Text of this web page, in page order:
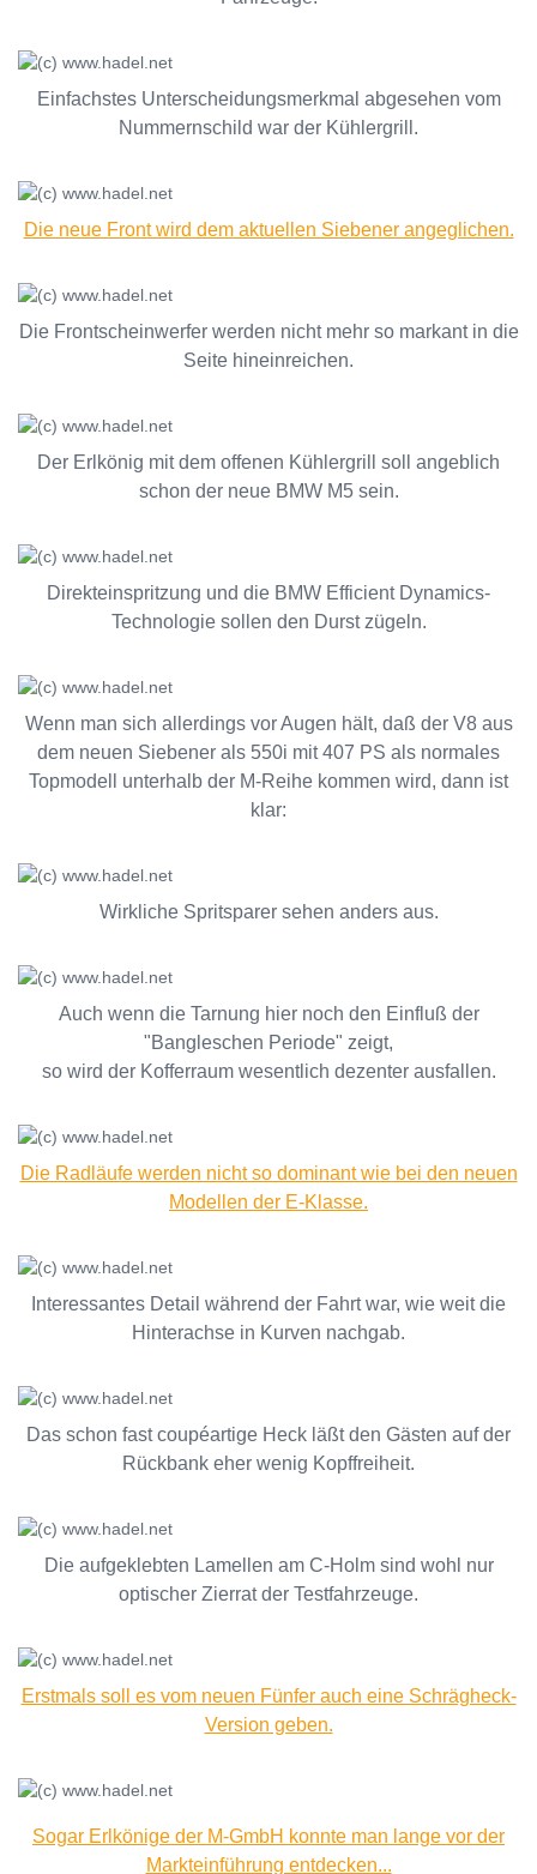
Einfachstes Unterscheidungsmerkmal abgesehen vom
Nummernschild war der Kühlergrill.
Die neue Front wird dem aktuellen Siebener angeglichen.
Die Frontscheinwerfer werden nicht mehr so markant in die
Seite hineinreichen.
Der Erlkönig mit dem offenen Kühlergrill soll angeblich
schon der neue BMW M5 sein.
Direkteinspritzung und die BMW Efficient Dynamics-
Technologie sollen den Durst zügeln.
Wenn man sich allerdings vor Augen hält, daß der V8 aus
dem neuen Siebener als 550i mit 407 PS als normales
Topmodell unterhalb der M-Reihe kommen wird, dann ist
klar:
Wirkliche Spritsparer sehen anders aus.
Auch wenn die Tarnung hier noch den Einfluß der
"Bangleschen Periode" zeigt,
so wird der Kofferraum wesentlich dezenter ausfallen.
Die Radläufe werden nicht so dominant wie bei den neuen
Modellen der E-Klasse.
Interessantes Detail während der Fahrt war, wie weit die
Hinterachse in Kurven nachgab.
Das schon fast coupéartige Heck läßt den Gästen auf der
Rückbank eher wenig Kopffreiheit.
Die aufgeklebten Lamellen am C-Holm sind wohl nur
optischer Zierrat der Testfahrzeuge.
Erstmals soll es vom neuen Fünfer auch eine Schrägheck-
Version geben.
Sogar Erlkönige der M-GmbH konnte man lange vor der
Markteinführung entdecken...